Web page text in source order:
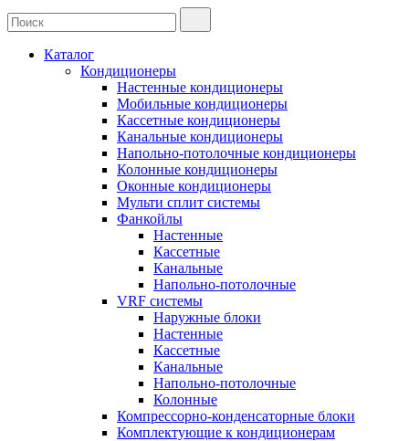
Каталог
Кондиционеры
Настенные кондиционеры
Мобильные кондиционеры
Кассетные кондиционеры
Канальные кондиционеры
Напольно-потолочные кондиционеры
Колонные кондиционеры
Оконные кондиционеры
Мульти сплит системы
Фанкойлы
Настенные
Кассетные
Канальные
Напольно-потолочные
VRF системы
Наружные блоки
Настенные
Кассетные
Канальные
Напольно-потолочные
Колонные
Компрессорно-конденсаторные блоки
Комплектующие к кондиционерам